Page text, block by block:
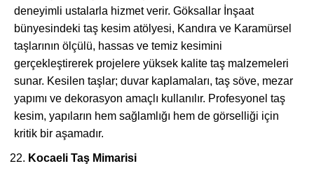
deneyimli ustalarla hizmet verir. Göksallar İnşaat
bünyesindeki taş kesim atölyesi, Kandıra ve Karamürsel
taşlarının ölçülü, hassas ve temiz kesimini
gerçekleştirerek projelere yüksek kalite taş malzemeleri
sunar. Kesilen taşlar; duvar kaplamaları, taş söve, mezar
yapımı ve dekorasyon amaçlı kullanılır. Profesyonel taş
kesim, yapıların hem sağlamlığı hem de görselliği için
kritik bir aşamadır.
Kocaeli Taş Mimarisi